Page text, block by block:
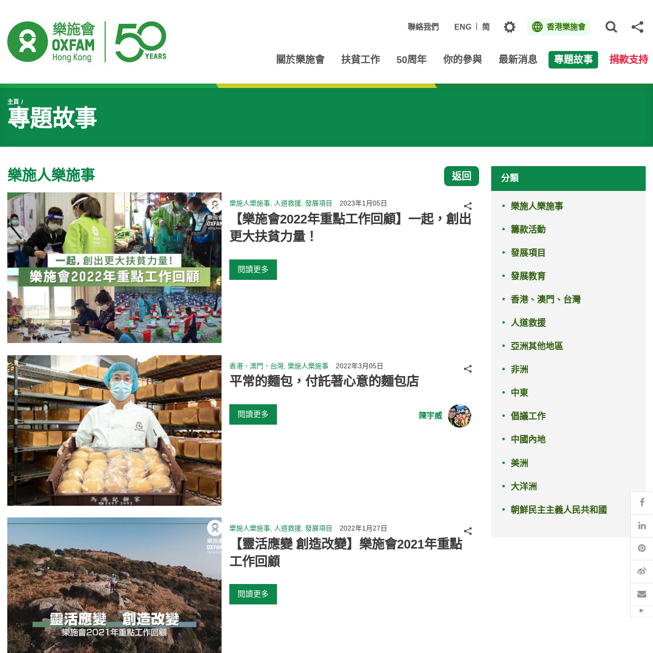
聯絡我們 ENG 简 主題 香港樂施會
關於樂施會 扶貧工作 50周年 你的參與 最新消息 專題故事 捐款支持
開始主要內容
主頁
專題故事
樂施人樂施事 返回
樂施人樂施事, 人道救援, 發展項目 2023年1月05日
【樂施會2022年重點工作回顧】一起，創出
更大扶貧力量！
閱讀更多
分享
香港、澳門、台灣, 樂施人樂施事 2022年3月05日
平常的麵包，付託著心意的麵包店
閱讀更多 陳宇威
分享
樂施人樂施事, 人道救援, 發展項目 2022年1月27日
【靈活應變 創造改變】樂施會2021年重點
工作回顧
閱讀更多
分享
分類
樂施人樂施事
籌款活動
發展項目
發展教育
香港、澳門、台灣
人道救援
亞洲其他地區
非洲
中東
倡議工作
中國內地
美洲
大洋洲
朝鮮民主主義人民共和國